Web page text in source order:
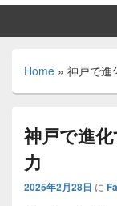
Home » 神戸で進
神戸で進
力
2025年2月28日 に